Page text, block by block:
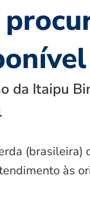
da Itaipu
(brasileira)
às